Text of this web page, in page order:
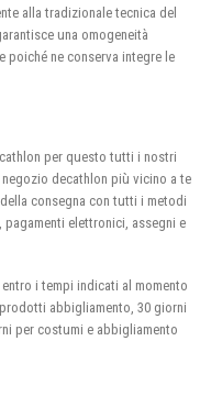
alla tradizionale tecnica del
una omogeneità
ne conserva integre le
per questo tutti i nostri
decathlon più vicino a te
consegna con tutti i metodi
elettronici, assegni e
i tempi indicati al momento
abbigliamento, 30 giorni
per costumi e abbigliamento